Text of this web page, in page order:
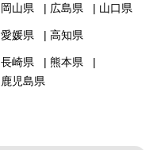
岡山県 広島県 山口県
愛媛県 高知県
長崎県
熊本県
鹿児島県